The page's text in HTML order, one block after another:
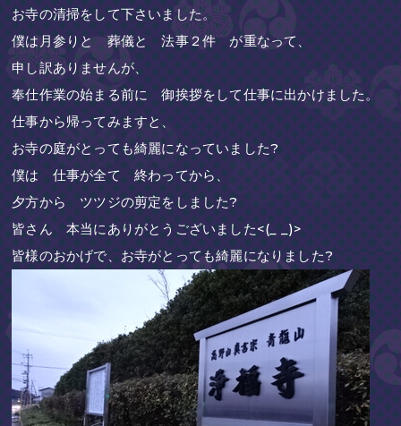
お寺の清掃をして下さいました。
僕は月参りと 葬儀と 法事２件 が重なって、
申し訳ありませんが、
奉仕作業の始まる前に 御挨拶をして仕事に出かけました。
仕事から帰ってみますと、
お寺の庭がとっても綺麗になっていました?
僕は 仕事が全て 終わってから、
夕方から ツツジの剪定をしました?
皆さん 本当にありがとうございました<(_ _)>
皆様のおかげで、お寺がとっても綺麗になりました?